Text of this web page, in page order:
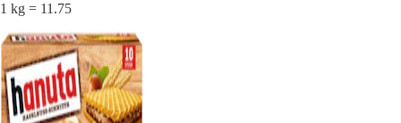
1 kg = 11.75